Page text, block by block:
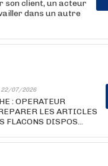
son client, un acteur
dans un autre
22/07/2026
: OPERATEUR
LES ARTICLES
FLACONS DISPOS...